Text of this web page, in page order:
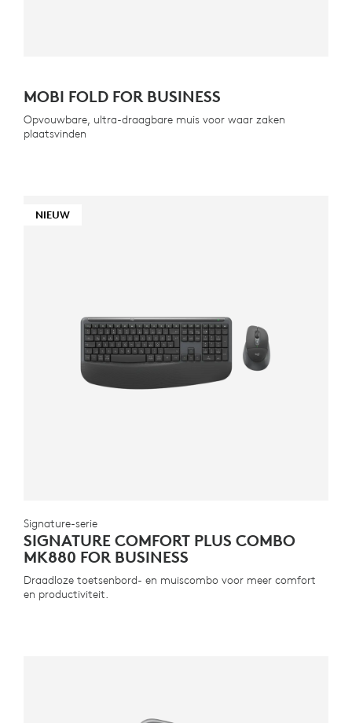
MOBI FOLD FOR BUSINESS
Opvouwbare, ultra-draagbare muis voor waar zaken
plaatsvinden
NIEUW
Signature-serie
SIGNATURE COMFORT PLUS COMBO
MK880 FOR BUSINESS
Draadloze toetsenbord- en muiscombo voor meer comfort
en productiviteit.